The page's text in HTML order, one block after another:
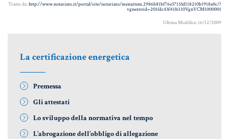
MATERIALE GIURIDICO NOTARILE
RISORSE GIURIDICHE
SISTEMA GIURIDICO ITALIANO
USUFRUTTO
Tratto da:http://www.notariato.it/portal/site/notariato/menuitem.2986b81bf76e37133d118210b1918a0c/?
vgnextoid=201fdc43f41f6110VgnVCM1000001
Ultima Modifica: 16/12/2009
La certificazione energetica
Premessa
Gli attestati
Lo sviluppo della normativa nel tempo
L’abrogazione dell’obbligo di allegazione